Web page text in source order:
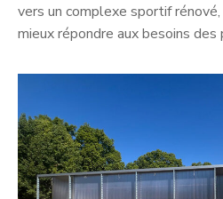
vers un complexe sportif
mieux répondre aux besoins des